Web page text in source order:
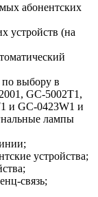
абонентских
устройств (на
по выбору в
GC-5002T1,
и GC-0423W1 и
лампы
устройства;
связь;